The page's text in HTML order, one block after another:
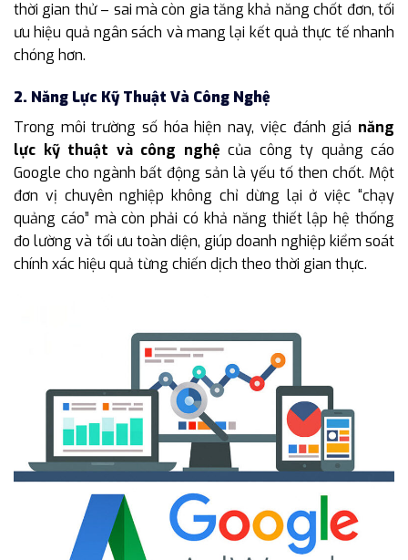
thời gian thử – sai mà còn gia tăng khả năng chốt đơn, tối
ưu hiệu quả ngân sách và mang lại kết quả thực tế nhanh
chóng hơn.
2. Năng Lực Kỹ Thuật Và Công Nghệ
Trong môi trường số hóa hiện nay, việc đánh giá năng
lực kỹ thuật và công nghệ của công ty quảng cáo
Google cho ngành bất động sản là yếu tố then chốt. Một
đơn vị chuyên nghiệp không chỉ dừng lại ở việc “chạy
quảng cáo” mà còn phải có khả năng thiết lập hệ thống
đo lường và tối ưu toàn diện, giúp doanh nghiệp kiểm soát
chính xác hiệu quả từng chiến dịch theo thời gian thực.